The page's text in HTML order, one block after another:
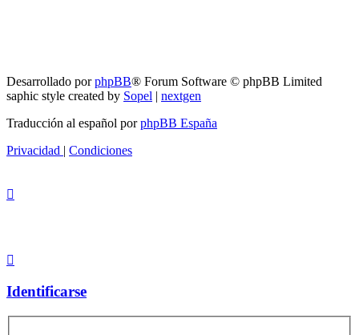
Desarrollado porphpBB® Forum Software © phpBB Limited
saphic style created by Sopel | nextgen
Traducción al español porphpBB España
Privacidad | Condiciones
Identificarse